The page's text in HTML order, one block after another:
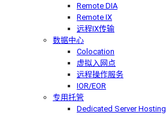
Remote DIA
Remote IX
远程IX传输
数据中心
Colocation
虚拟入网点
远程操作服务
IOR/EOR
专用托管
Dedicated Server Hosting